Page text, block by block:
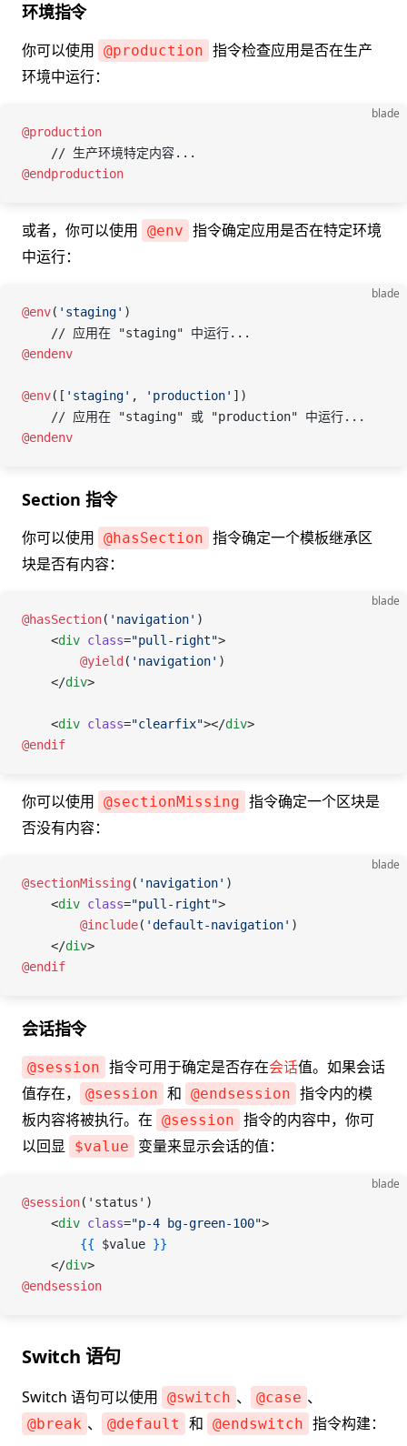
环境指令
你可以使用 @production 指令检查应用是否在生产
环境中运行：
blade
@production
    // 生产环境特定内容...
@endproduction
或者，你可以使用 @env 指令确定应用是否在特定环境
中运行：
blade
@env( 'staging' )
    // 应用在 "staging" 中运行...
@endenv
@env([ 'staging' , 'production' ])
    // 应用在 "staging" 或 "production" 中运行...
@endenv
Section 指令
你可以使用 @hasSection 指令确定一个模板继承区
块是否有内容：
blade
@hasSection( 'navigation' )
    <
div class="pull-right">
        @yield
( 'navigation' )
    </
div>
    <
div class="clearfix"></div>
@endif
你可以使用 @sectionMissing 指令确定一个区块是
否没有内容：
blade
@sectionMissing( 'navigation' )
    <
div class="pull-right">
        @include
( 'default-navigation' )
    </
div>
@endif
会话指令
@session 指令可用于确定是否存在会话值。如果会话
值存在，
@session 和 @endsession 指令内的模
板内容将被执行。在 @session 指令的内容中，你可
以回显
$value 变量来显示会话的值：
blade
@session('status')
    <
div class="p-4 bg-green-100">
        {{
$value }}
    </
div>
@endsession
Switch 语句
Switch 语句可以使用 @switch 、 @case 、
@break 、 @default 和 @endswitch 指令构建：